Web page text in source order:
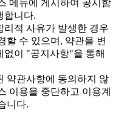
메뉴에 게시하여 공시함
합니다.
적 사유가 발생한 경우
할 수 있으며, 약관을 변
없이 "공지사항"을 통해
약관사항에 동의하지 않
이용을 중단하고 이용계
니다.